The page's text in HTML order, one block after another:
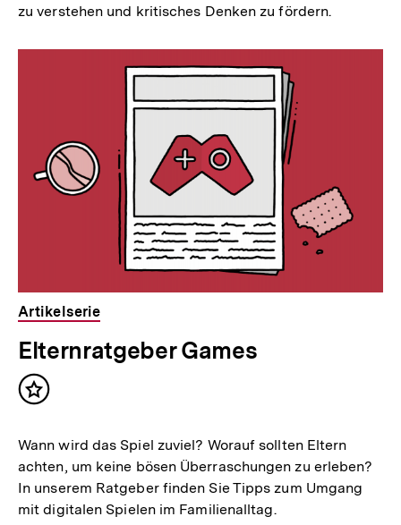
zu verstehen und kritisches Denken zu fördern.
Artikelserie
Elternratgeber Games
Inhalt
Wann wird das Spiel zuviel? Worauf sollten Eltern
achten, um keine bösen Überraschungen zu erleben?
In unserem Ratgeber finden Sie Tipps zum Umgang
mit digitalen Spielen im Familienalltag.